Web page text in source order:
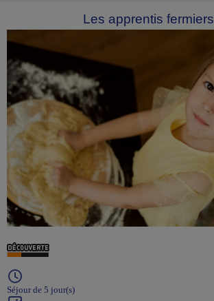
Les apprentis fermiers
Séjour de 5 jour(s)